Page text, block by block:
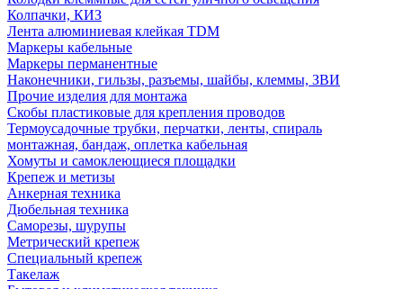
Колпачки, КИЗ
Лента алюминиевая клейкая TDM
Маркеры кабельные
Маркеры перманентные
Наконечники, гильзы, разъемы, шайбы, клеммы, ЗВИ
Прочие изделия для монтажа
Скобы пластиковые для крепления проводов
Термоусадочные трубки, перчатки, ленты, спираль
монтажная, бандаж, оплетка кабельная
Хомуты и самоклеющиеся площадки
Крепеж и метизы
Анкерная техника
Дюбельная техника
Саморезы, шурупы
Метрический крепеж
Специальный крепеж
Такелаж